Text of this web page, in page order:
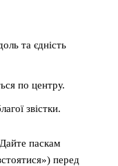
та єдність
по центру.
звістки.
паскам
перед